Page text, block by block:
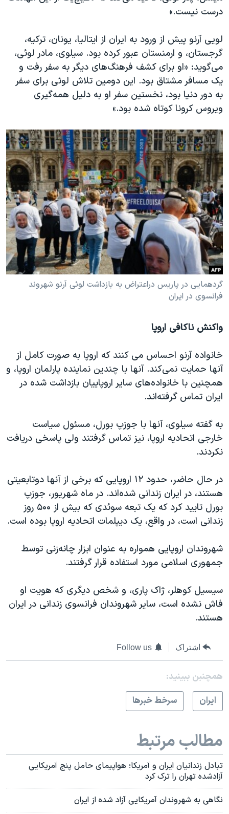
درست نیست.»
لویی آرنو پیش از ورود به ایران از ایتالیا، یونان، ترکیه،
گرجستان، و ارمنستان عبور کرده بود. سیلوی، مادر لوئی،
می‌گوید: «او برای کشف فرهنگ‌های دیگر به سفر رفت و
یک مسافر مشتاق بود. این دومین تلاش لوئی برای سفر
به دور دنیا بود، نخستین سفر او به دلیل همه‌گیری
ویروس کرونا کوتاه شده بود.»
گردهمایی در پاریس دراعتراض به بازداشت لوئی آرنو شهروند
فرانسوی در ایران
واکنش ناکافی اروپا
خانواده آرنو احساس می کنند که اروپا به صورت کامل از
آنها حمایت نمی‌کند. آنها با چندین نماینده پارلمان اروپا، و
همچنین با خانواده‌های سایر اروپاییان بازداشت شده در
ایران تماس گرفته‌اند.
به گفته سیلوی، آنها با جوزپ بورل، مسئول سیاست
خارجی اتحادیه اروپا، نیز تماس گرفتند ولی پاسخی دریافت
نکردند.
در حال حاضر، حدود ۱۲ اروپایی که برخی از آنها دوتابعیتی
هستند، در ایران زندانی شده‌اند. در ماه شهریور، جوزپ
بورل تایید کرد که یک تبعه سوئدی که بیش از ۵۰۰ روز
زندانی است، در واقع، یک دیپلمات اتحادیه اروپا بوده است.
شهروندان اروپایی‌ همواره به عنوان ابزار چانه‌زنی توسط
جمهوری اسلامی مورد استفاده قرار گرفتند.
سیسیل کوهلر، ژاک پاری، و شخص دیگری که هویت او
فاش نشده است، سایر شهروندان فرانسوی زندانی در ایران
هستند.
اشتراک Follow us
همچنبن ببینید:
ايران
سرخط خبرها
مطالب مرتبط
تبادل زندانیان ایران و آمریکا؛ هواپیمای حامل پنج آمریکایی
آزادشده تهران را ترک کرد
نگاهی به شهروندان آمریکایی آزاد شده از ایران